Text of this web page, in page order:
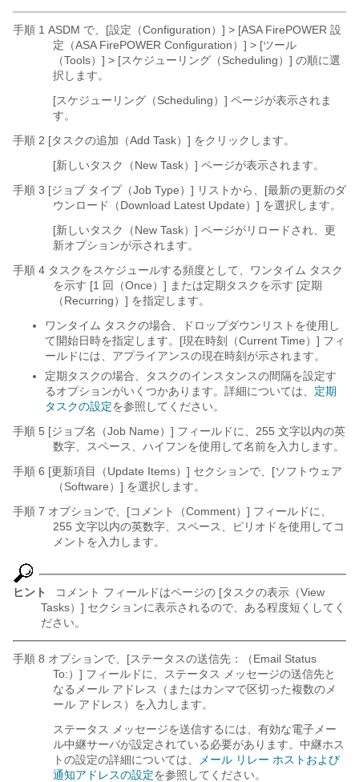
手順 1 ASDM で、[設定（Configuration）] > [ASA FirePOWER 設
定（ASA FirePOWER Configuration）] > [ツール
（Tools）] > [スケジューリング（Scheduling）] の順に選
択します。
[スケジューリング（Scheduling）] ページが表示されま
す。
手順 2 [タスクの追加（Add Task）] をクリックします。
[新しいタスク（New Task）] ページが表示されます。
手順 3 [ジョブ タイプ（Job Type）] リストから、[最新の更新のダ
ウンロード（Download Latest Update）] を選択します。
[新しいタスク（New Task）] ページがリロードされ、更
新オプションが示されます。
手順 4 タスクをスケジュールする頻度として、ワンタイム タスク
を示す [1 回（Once）] または定期タスクを示す [定期
（Recurring）] を指定します。
ワンタイム タスクの場合、ドロップダウンリストを使用し
て開始日時を指定します。[現在時刻（Current Time）] フィ
ールドには、アプライアンスの現在時刻が示されます。
定期タスクの場合、タスクのインスタンスの間隔を設定す
るオプションがいくつかあります。詳細については、 定期
タスクの設定を参照してください。
手順 5 [ジョブ名（Job Name）] フィールドに、255 文字以内の英
数字、スペース、ハイフンを使用して名前を入力します。
手順 6 [更新項目（Update Items）] セクションで、[ソフトウェア
（Software）] を選択します。
手順 7 オプションで、[コメント（Comment）] フィールドに、
255 文字以内の英数字、スペース、ピリオドを使用してコ
メントを入力します。
ヒント
コメント フィールドはページの [タスクの表示（View
Tasks）] セクションに表示されるので、ある程度短くしてく
ださい。
手順 8 オプションで、[ステータスの送信先：（Email Status
To:）] フィールドに、ステータス メッセージの送信先と
なるメール アドレス（またはカンマで区切った複数のメ
ール アドレス）を入力します。
ステータス メッセージを送信するには、有効な電子メー
ル中継サーバが設定されている必要があります。中継ホス
トの設定の詳細については、
メール リレー ホストおよび
通知アドレスの設定を参照してください。